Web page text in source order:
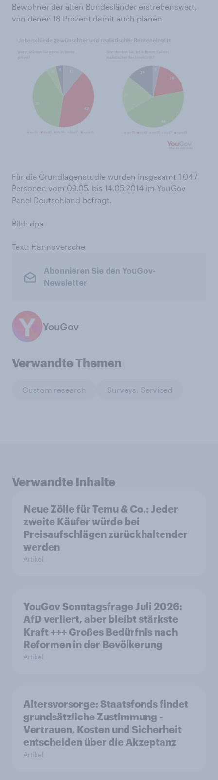
Bewohner der alten Bundesländer erstrebenswert,
von denen 18 Prozent damit auch planen.
Für die Grundlagenstudie wurden insgesamt 1.047
Personen vom 09.05. bis 14.05.2014 im YouGov
Panel Deutschland befragt.
Bild: dpa
Text: Hannoversche
Abonnieren Sie den YouGov-
Newsletter
YouGov
Verwandte Themen
Custom research Surveys: Serviced
Verwandte Inhalte
Neue Zölle für Temu & Co.: Jeder
zweite Käufer würde bei
Preisaufschlägen zurückhaltender
werden
Artikel
YouGov Sonntagsfrage Juli 2026:
AfD verliert, aber bleibt stärkste
Kraft +++ Großes Bedürfnis nach
Reformen in der Bevölkerung
Artikel
Altersvorsorge: Staatsfonds findet
grundsätzliche Zustimmung -
Vertrauen, Kosten und Sicherheit
entscheiden über die Akzeptanz
Artikel